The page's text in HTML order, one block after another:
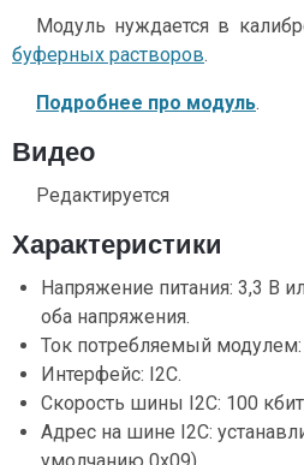
Модуль нуждается в
буферных растворов.
Подробнее про модуль.
Видео
Редактируется
Характеристики
Напряжение питания: 3,3 В
оба напряжения.
Ток потребляемый
Интерфейс: I2C.
Скорость шины I2C: 100
Адрес на шине I2C: